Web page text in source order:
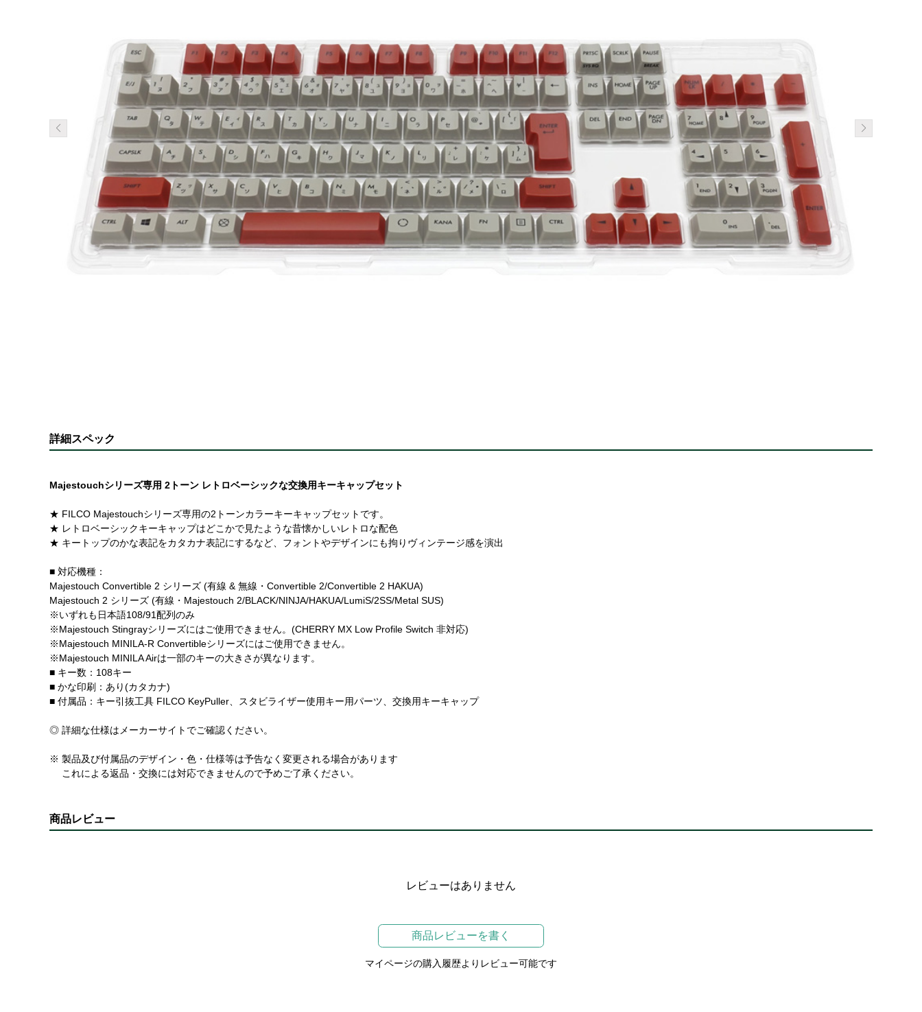
詳細スペック
Majestouchシリーズ専用 2トーン レトロベーシックな交換用キーキャップセット
★ FILCO Majestouchシリーズ専用の2トーンカラーキーキャップセットです。
★ レトロベーシックキーキャップはどこかで見たような昔懐かしいレトロな配色
★ キートップのかな表記をカタカナ表記にするなど、フォントやデザインにも拘りヴィンテージ感を演出
■ 対応機種：
Majestouch Convertible 2 シリーズ (有線 & 無線・Convertible 2/Convertible 2 HAKUA)
Majestouch 2 シリーズ (有線・Majestouch 2/BLACK/NINJA/HAKUA/LumiS/2SS/Metal SUS)
※いずれも日本語108/91配列のみ
※Majestouch Stingrayシリーズにはご使用できません。(CHERRY MX Low Profile Switch 非対応)
※Majestouch MINILA-R Convertibleシリーズにはご使用できません。
※Majestouch MINILA Airは一部のキーの大きさが異なります。
■ キー数：108キー
■ かな印刷：あり(カタカナ)
■ 付属品：キー引抜工具 FILCO KeyPuller、スタビライザー使用キー用パーツ、交換用キーキャップ
◎ 詳細な仕様はメーカーサイトでご確認ください。
※ 製品及び付属品のデザイン・色・仕様等は予告なく変更される場合があります
これによる返品・交換には対応できませんので予めご了承ください。
商品レビュー
レビューはありません
商品レビューを書く
マイページの購入履歴よりレビュー可能です